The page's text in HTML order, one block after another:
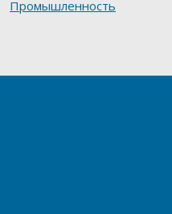
Промышленность